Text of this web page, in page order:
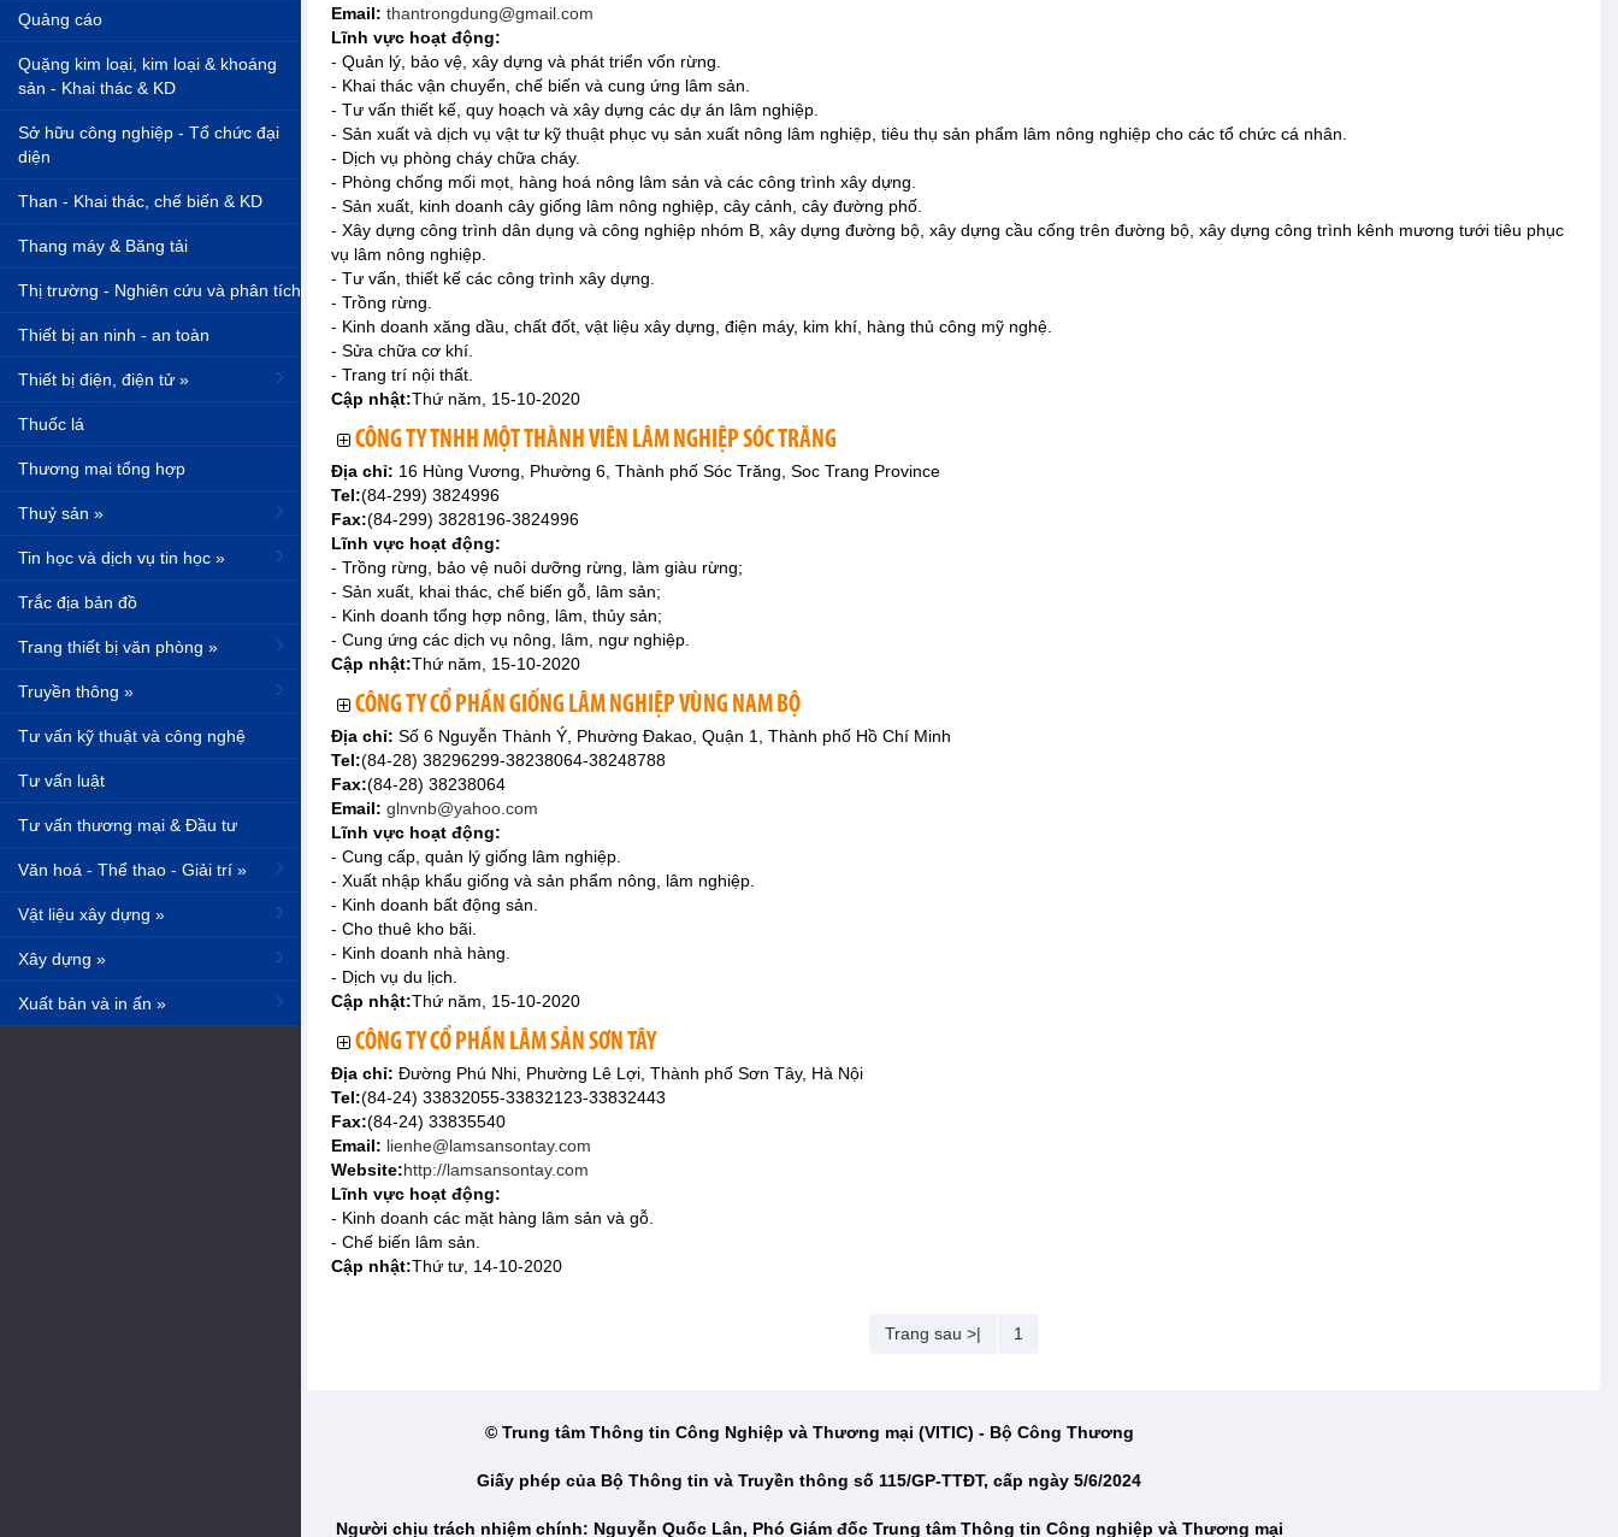
Quảng cáo
Quặng kim loại, kim loại & khoáng
sản - Khai thác & KD
Sở hữu công nghiệp - Tổ chức đại
diện
Than - Khai thác, chế biến & KD
Thang máy & Băng tải
Thị trường - Nghiên cứu và phân tích
Thiết bị an ninh - an toàn
Thiết bị điện, điện tử »
Thuốc lá
Thương mại tổng hợp
Thuỷ sản »
Tin học và dịch vụ tin học »
Trắc địa bản đồ
Trang thiết bị văn phòng »
Truyền thông »
Tư vấn kỹ thuật và công nghệ
Tư vấn luật
Tư vấn thương mại & Đầu tư
Văn hoá - Thể thao - Giải trí »
Vật liệu xây dựng »
Xây dựng »
Xuất bản và in ấn »
Email: thantrongdung@gmail.com
Lĩnh vực hoạt động:
- Quản lý, bảo vệ, xây dựng và phát triển vốn rừng.
- Khai thác vận chuyển, chế biến và cung ứng lâm sản.
- Tư vấn thiết kế, quy hoạch và xây dựng các dự án lâm nghiệp.
- Sản xuất và dịch vụ vật tư kỹ thuật phục vụ sản xuất nông lâm nghiệp, tiêu thụ sản phẩm lâm nông nghiệp cho các tổ chức cá nhân.
- Dịch vụ phòng cháy chữa cháy.
- Phòng chống mối mọt, hàng hoá nông lâm sản và các công trình xây dựng.
- Sản xuất, kinh doanh cây giống lâm nông nghiệp, cây cảnh, cây đường phố.
- Xây dựng công trình dân dụng và công nghiệp nhóm B, xây dựng đường bộ, xây dựng cầu cống trên đường bộ, xây dựng công trình kênh mương tưới tiêu phục
vụ lâm nông nghiệp.
- Tư vấn, thiết kế các công trình xây dựng.
- Trồng rừng.
- Kinh doanh xăng dầu, chất đốt, vật liệu xây dựng, điện máy, kim khí, hàng thủ công mỹ nghệ.
- Sửa chữa cơ khí.
- Trang trí nội thất.
Cập nhật:Thứ năm, 15-10-2020
CÔNG TY TNHH MỘT THÀNH VIÊN LÂM NGHIỆP SÓC TRĂNG
Địa chỉ: 16 Hùng Vương, Phường 6, Thành phố Sóc Trăng, Soc Trang Province
Tel:(84-299) 3824996
Fax:(84-299) 3828196-3824996
Lĩnh vực hoạt động:
- Trồng rừng, bảo vệ nuôi dưỡng rừng, làm giàu rừng;
- Sản xuất, khai thác, chế biến gỗ, lâm sản;
- Kinh doanh tổng hợp nông, lâm, thủy sản;
- Cung ứng các dịch vụ nông, lâm, ngư nghiệp.
Cập nhật:Thứ năm, 15-10-2020
CÔNG TY CỔ PHẦN GIỐNG LÂM NGHIỆP VÙNG NAM BỘ
Địa chỉ: Số 6 Nguyễn Thành Ý, Phường Đakao, Quận 1, Thành phố Hồ Chí Minh
Tel:(84-28) 38296299-38238064-38248788
Fax:(84-28) 38238064
Email: glnvnb@yahoo.com
Lĩnh vực hoạt động:
- Cung cấp, quản lý giống lâm nghiệp.
- Xuất nhập khẩu giống và sản phẩm nông, lâm nghiệp.
- Kinh doanh bất động sản.
- Cho thuê kho bãi.
- Kinh doanh nhà hàng.
- Dịch vụ du lịch.
Cập nhật:Thứ năm, 15-10-2020
CÔNG TY CỔ PHẦN LÂM SẢN SƠN TÂY
Địa chỉ: Đường Phú Nhi, Phường Lê Lợi, Thành phố Sơn Tây, Hà Nội
Tel:(84-24) 33832055-33832123-33832443
Fax:(84-24) 33835540
Email: lienhe@lamsansontay.com
Website:http://lamsansontay.com
Lĩnh vực hoạt động:
- Kinh doanh các mặt hàng lâm sản và gỗ.
- Chế biến lâm sản.
Cập nhật:Thứ tư, 14-10-2020
Trang sau >| 1
© Trung tâm Thông tin Công Nghiệp và Thương mại (VITIC) - Bộ Công Thương
Giấy phép của Bộ Thông tin và Truyền thông số 115/GP-TTĐT, cấp ngày 5/6/2024
Người chịu trách nhiệm chính: Nguyễn Quốc Lân, Phó Giám đốc Trung tâm Thông tin Công nghiệp và Thương mại